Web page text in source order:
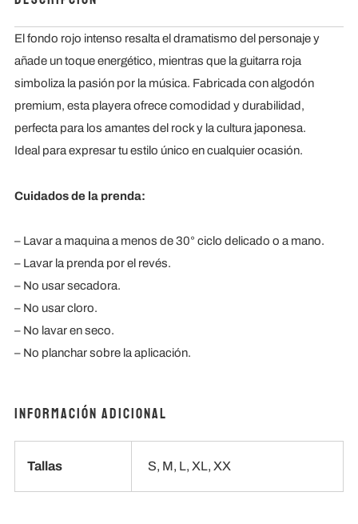
El fondo rojo intenso resalta el dramatismo del personaje y
añade un toque energético, mientras que la guitarra roja
simboliza la pasión por la música. Fabricada con algodón
premium, esta playera ofrece comodidad y durabilidad,
perfecta para los amantes del rock y la cultura japonesa.
Ideal para expresar tu estilo único en cualquier ocasión.
Cuidados de la prenda:
– Lavar a maquina a menos de 30° ciclo delicado o a mano.
– Lavar la prenda por el revés.
– ⁠No usar secadora.
– ⁠No usar cloro.
– ⁠No lavar en seco.
– ⁠No planchar sobre la aplicación.
Información adicional
Tallas S, M, L, XL, XX